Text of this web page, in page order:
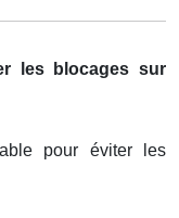
les blocages sur
pour éviter les